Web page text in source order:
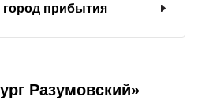
город прибытия
Разумовский»